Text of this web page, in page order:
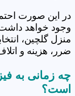
در این صورت
وجود خواهد
منزل گلچین،
ضرر، هزینه و
چه زمانی به
است؟